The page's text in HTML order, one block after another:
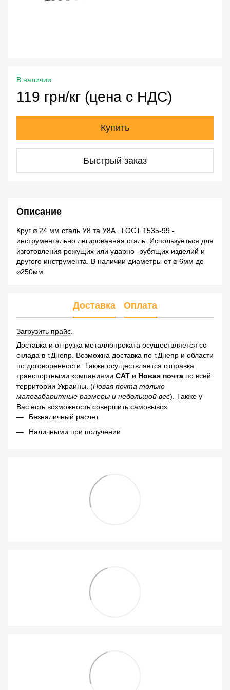
В наличии
119 грн/кг (цена с НДС)
Купить
Быстрый заказ
Описание
Круг ⌀ 24 мм сталь У8 та У8А . ГОСТ 1535-99 -
инструментально легированная сталь. Используеться для
изготовления режущих или ударно -рубящих изделий и
другого инструмента. В наличии диаметры от ⌀ 6мм до
⌀250мм.
Доставка Оплата
Загрузить прайс
Доставка и отгрузка металлопроката осуществляется со
склада в г.Днепр. Возможна доставка по г.Днепр и области
по договоренности. Также осуществляется отправка
транспортными компаниями САТ и Новая почта по всей
территории Украины. (Новая почта только
малогабаритные размеры и небольшой вес). Также у
Вас есть возможность совершить самовывоз.
Безналичный расчет
Наличными при получении